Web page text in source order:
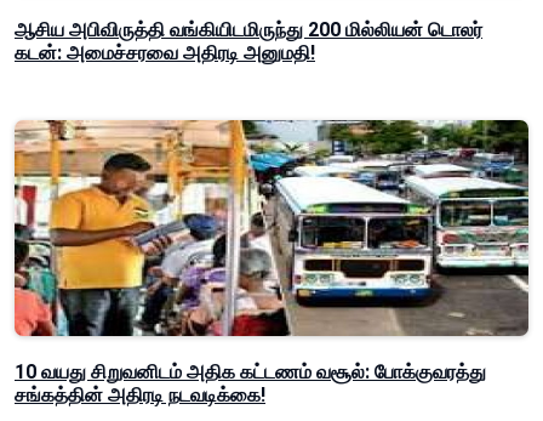
ஆசிய அபிவிருத்தி வங்கியிடமிருந்து 200 மில்லியன் டொலர்
கடன்: அமைச்சரவை அதிரடி அனுமதி!
10 வயது சிறுவனிடம் அதிக கட்டணம் வசூல்: போக்குவரத்து
சங்கத்தின் அதிரடி நடவடிக்கை!